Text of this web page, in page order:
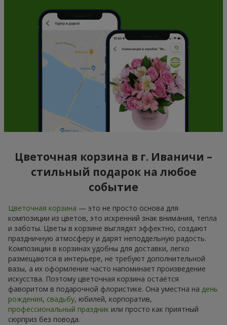
Цветочная корзина в г. Иваничи –
стильный подарок на любое
событие
Цветочная корзина — это не просто основа для
композиции из цветов, это искренний знак внимания, тепла
и заботы. Цветы в корзине выглядят эффектно, создают
праздничную атмосферу и дарят неподдельную радость.
Композиции в корзинах удобны для доставки, легко
размещаются в интерьере, не требуют дополнительной
вазы, а их оформление часто напоминает произведение
искусства. Поэтому цветочная корзина остаётся
фаворитом в подарочной флористике. Она уместна на день
рождения, свадьбу, юбилей, корпоратив,
профессиональный праздник или просто как приятный
сюрприз без повода.